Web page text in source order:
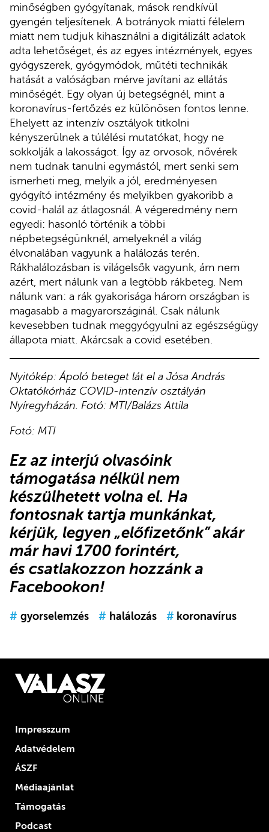
minőségben gyógyítanak, mások rendkívül
gyengén teljesítenek. A botrányok miatti félelem
miatt nem tudjuk kihasználni a digitálizált adatok
adta lehetőséget, és az egyes intézmények, egyes
gyógyszerek, gyógymódok, műtéti technikák
hatását a valóságban mérve javítani az ellátás
minőségét. Egy olyan új betegségnél, mint a
koronavírus-fertőzés ez különösen fontos lenne.
Ehelyett az intenzív osztályok titkolni
kényszerülnek a túlélési mutatókat, hogy ne
sokkolják a lakosságot. Így az orvosok, nővérek
nem tudnak tanulni egymástól, mert senki sem
ismerheti meg, melyik a jól, eredményesen
gyógyító intézmény és melyikben gyakoribb a
covid-halál az átlagosnál. A végeredmény nem
egyedi: hasonló történik a többi
népbetegségünknél, amelyeknél a világ
élvonalában vagyunk a halálozás terén.
Rákhalálozásban is világelsők vagyunk, ám nem
azért, mert nálunk van a legtöbb rákbeteg. Nem
nálunk van: a rák gyakorisága három országban is
magasabb a magyarországinál. Csak nálunk
kevesebben tudnak meggyógyulni az egészségügy
állapota miatt. Akárcsak a covid esetében.
Nyitókép: Ápoló beteget lát el a Jósa András
Oktatókórház COVID-intenzív osztályán
Nyíregyházán. Fotó: MTI/Balázs Attila
Fotó: MTI
Ez az interjú olvasóink
támogatása nélkül nem
készülhetett volna el. Ha
fontosnak tartja munkánkat,
kérjük, legyen „előfizetőnk”akár
már havi 1700 forintért,
és csatlakozzon hozzánk a
Facebookon!
# gyorselemzés # halálozás # koronavírus
Impresszum
Adatvédelem
ÁSZF
Médiaajánlat
Támogatás
Podcast